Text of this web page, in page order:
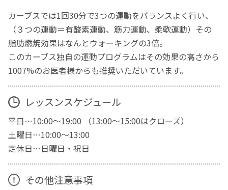
カーブスでは1回30分で3つの運動をバランスよく行い、
（３つの運動＝有酸素運動、筋力運動、柔軟運動）その
脂肪燃焼効果はなんとウォーキングの3倍。
このカーブス独自の運動プログラムはその効果の高さから
1007%のお医者様からも推奨いただいています。
レッスンスケジュール
平日…10:00～19:00 （13:00～15:00はクローズ）
土曜日…10:00～13:00
定休日…日曜日・祝日
その他注意事項